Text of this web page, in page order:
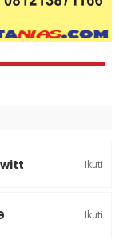
Ikuti
Ikuti